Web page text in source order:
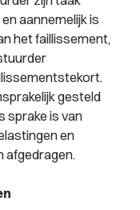
aannemelijk is
het faillissement,
gesteld
sprake is van
en
afgedragen.